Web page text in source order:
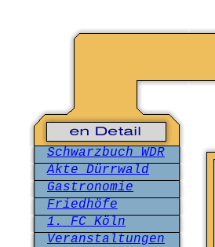
Schwarzbuch WDR
Akte Dürrwald
Gastronomie
Friedhöfe
1. FC Köln
Veranstaltungen